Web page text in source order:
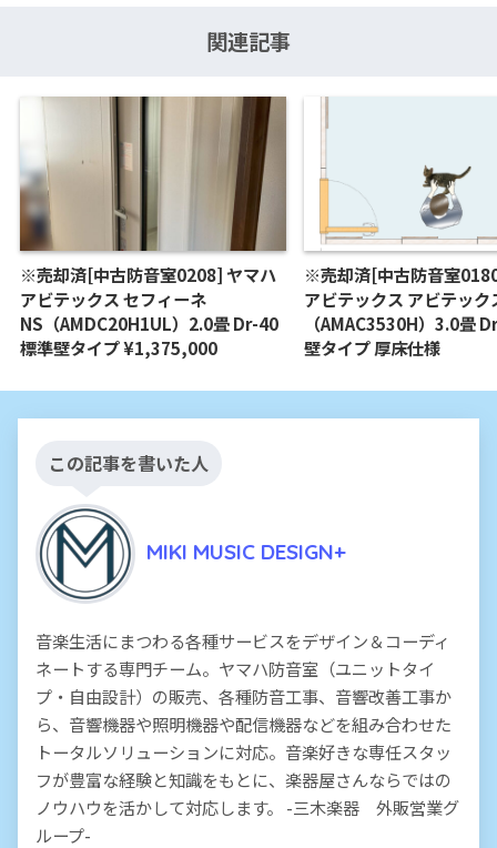
関連記事
※売却済[中古防音室0208] ヤマハ
アビテックス セフィーネ
NS（AMDC20H1UL）2.0畳 Dr-40
標準壁タイプ ¥1,375,000
※売却済[中古防音室
アビテックス アビテック
（AMAC3530H）3.0畳
壁タイプ 厚床仕様
この記事を書いた人
MIKI MUSIC DESIGN+
音楽生活にまつわる各種サービスをデザイン＆コーディ
ネートする専門チーム。ヤマハ防音室（ユニットタイ
プ・自由設計）の販売、各種防音工事、音響改善工事か
ら、音響機器や照明機器や配信機器などを組み合わせた
トータルソリューションに対応。音楽好きな専任スタッ
フが豊富な経験と知識をもとに、楽器屋さんならではの
ノウハウを活かして対応します。 -三木楽器 外販営業グ
ループ-